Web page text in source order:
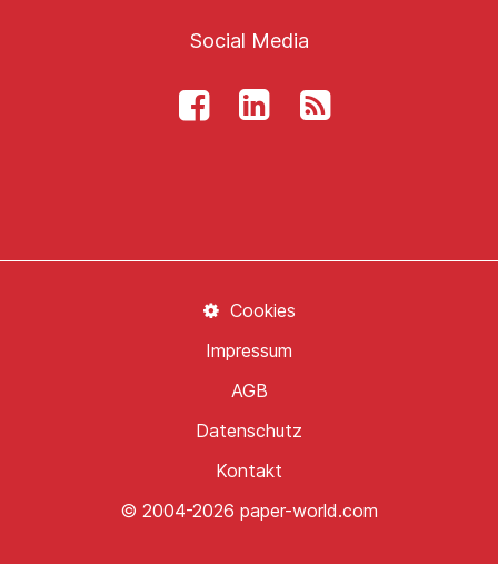
Social Media
© 2004-2026 paper-world.com
Kontakt
Datenschutz
AGB
Impressum
Cookies